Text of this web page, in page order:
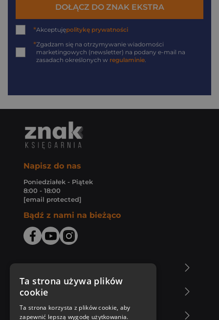
DOŁĄCZ DO ZNAK EKSTRA
*Akceptujępolitykę prywatności
*Zgadzam się na otrzymywanie wiadomości
marketingowych (newsletter) na podany e-mail na
zasadach określonych w regulaminie
Napisz do nas
Poniedziałek - Piątek
8:00 - 18:00
[email protected]
Bądź z nami na bieżąco
Zakupy u nas
Nasza oferta
Ta strona używa plików
cookie
Ta strona korzysta z plików cookie, aby
zapewnić lepszą wygodę użytkowania.